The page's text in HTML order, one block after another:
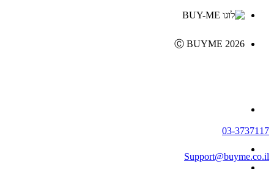
Ⓒ BUYME 2026
03-3737117
Support@buyme.co.il